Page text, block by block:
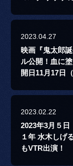
2023.04.27
映画『鬼太郎
ル公開！血に
開日11月17日
2023.02.22
2023年3月５日
１年 水木しげ
もVTR出演！